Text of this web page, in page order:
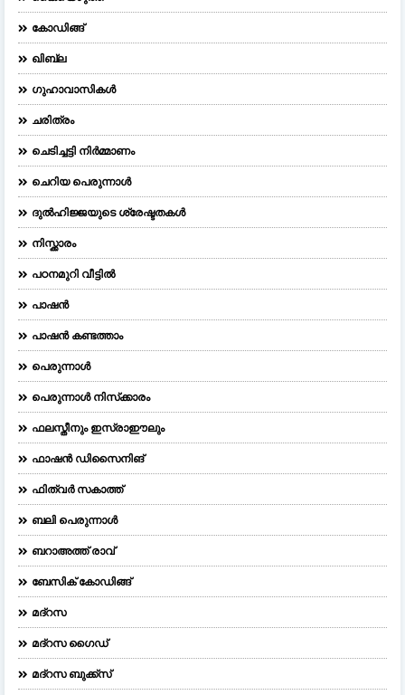
കോഡിങ്ങ്
ഖിബ്‌ല
ഗുഹാവാസികൾ
ചരിത്രം
ചെടിച്ചട്ടി നിർമ്മാണം
ചെറിയ പെരുന്നാള്‍
ദുല്‍ഹിജ്ജയുടെ ശ്രേഷ്ടതകള്‍
നിസ്ക്കാരം
പഠനമുറി വീട്ടിൽ
പാഷൻ
പാഷൻ കണ്ടത്താം
പെരുന്നാള്‍
പെരുന്നാള്‍ നിസ്‌ക്കാരം
ഫലസ്തീനും ഇസ്രാഈലും
ഫാഷന്‍ ഡിസൈനിങ്‌
ഫിത്വർ സകാത്ത്
ബലി പെരുന്നാള്‍
ബറാഅത്ത് രാവ്
ബേസിക് കോഡിങ്ങ്
മദ്റസ
മദ്‌റസ ഗൈഡ്
മദ്റസ ബുക്ക്സ്